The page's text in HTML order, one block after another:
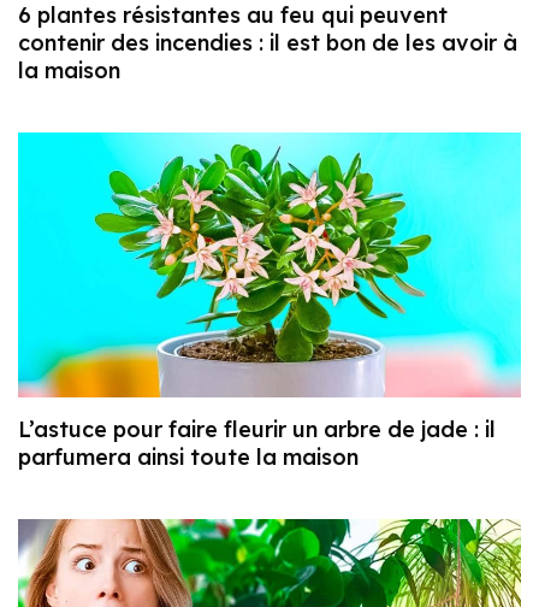
6 plantes résistantes au feu qui peuvent
contenir des incendies : il est bon de les avoir à
la maison
L’astuce pour faire fleurir un arbre de jade : il
parfumera ainsi toute la maison